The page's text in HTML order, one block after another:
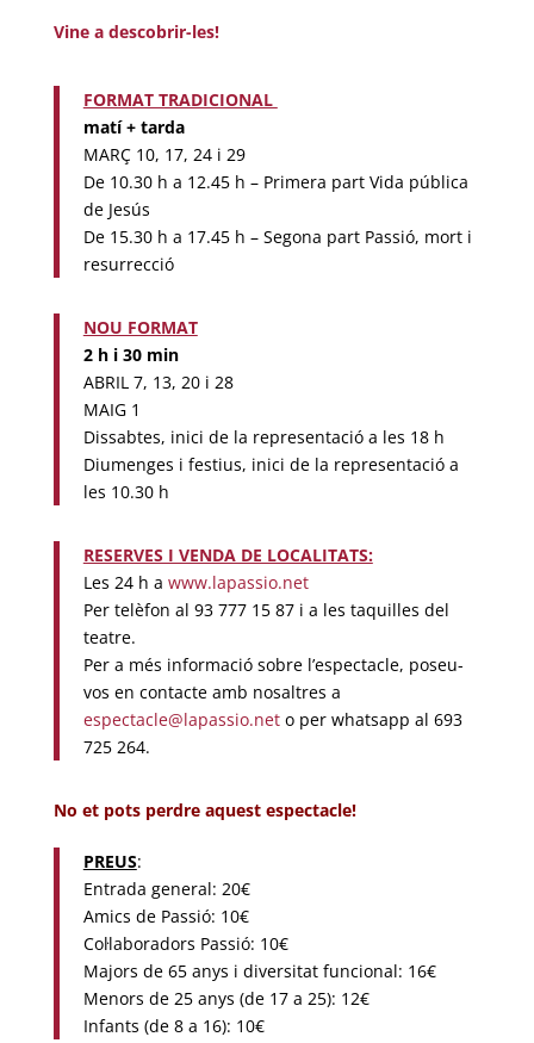
Vine a descobrir-les!
FORMAT TRADICIONAL
matí + tarda
MARÇ 10, 17, 24 i 29
De 10.30 h a 12.45 h – Primera part Vida pública
de Jesús
De 15.30 h a 17.45 h – Segona part Passió, mort i
resurrecció
NOU FORMAT
2 h i 30 min
ABRIL 7, 13, 20 i 28
MAIG 1
Dissabtes, inici de la representació a les 18 h
Diumenges i festius, inici de la representació a
les 10.30 h
RESERVES I VENDA DE LOCALITATS:
Les 24 h a www.lapassio.net
Per telèfon al 93 777 15 87 i a les taquilles del
teatre.
Per a més informació sobre l’espectacle, poseu-
vos en contacte amb nosaltres a
espectacle@lapassio.neto per whatsapp al 693
725 264.
No et pots perdre aquest espectacle!
PREUS:
Entrada general: 20€
Amics de Passió: 10€
Col·laboradors Passió: 10€
Majors de 65 anys i diversitat funcional: 16€
Menors de 25 anys (de 17 a 25): 12€
Infants (de 8 a 16): 10€